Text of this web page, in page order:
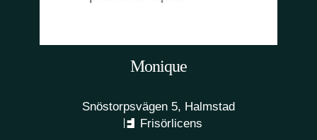
Monique
Snöstorpsvägen 5, Halmstad
Frisörlicens